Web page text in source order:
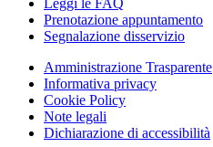
Prenotazione appuntamento
Segnalazione disservizio
Amministrazione Trasparente
Informativa privacy
Cookie Policy
Note legali
Dichiarazione di accessibilità